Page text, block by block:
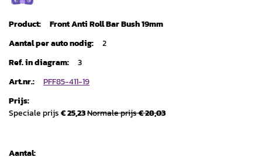
Front Anti Roll Bar Bush 19mm
2
3
PFF85-411-19
Speciale prijs€ 25,23Normale prijs€ 28,03